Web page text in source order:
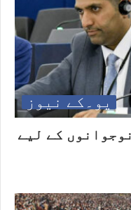
یو۔کے نیوز
کے لیے